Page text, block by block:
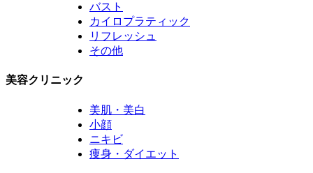
バスト
カイロプラティック
リフレッシュ
その他
美容クリニック
美肌・美白
小顔
ニキビ
痩身・ダイエット